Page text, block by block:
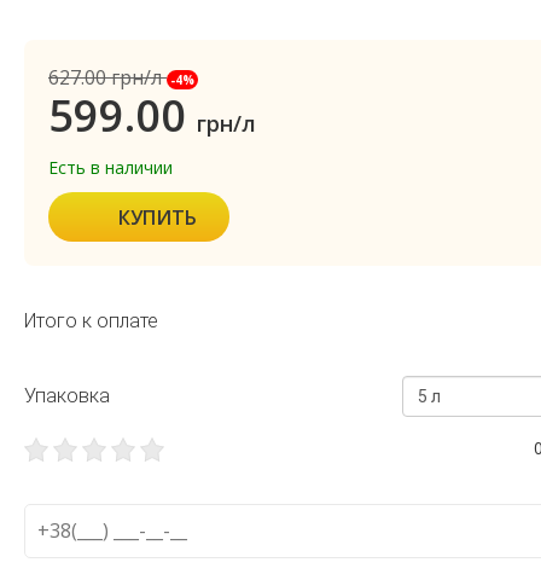
627.00грн/л -4%
599.00 грн/л
Есть в наличии
КУПИТЬ
Итого к оплате
Упаковка 5 л